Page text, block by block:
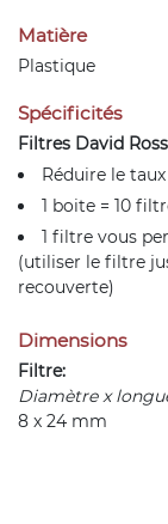
Matière
Plastique
Spécificités
Filtres David
Réduire le
1 boite = 10
1 filtre vous
(utiliser le filtre
recouverte)
Dimensions
Filtre:
Diamètre x
8 x 24 mm